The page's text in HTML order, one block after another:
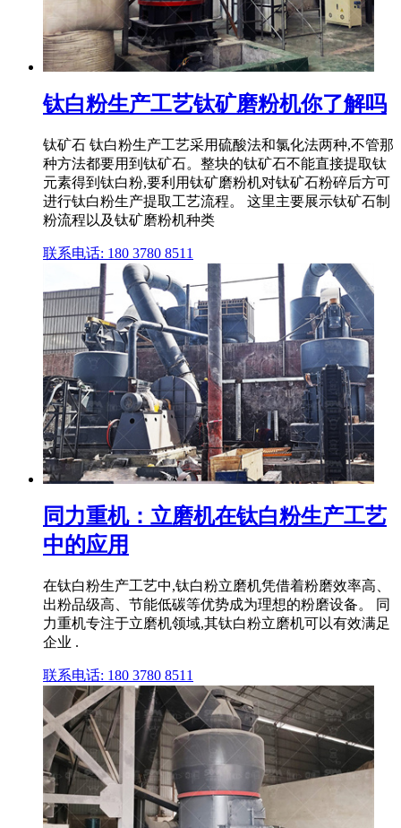
钛白粉生产工艺钛矿磨粉机你了解吗
钛矿石 钛白粉生产工艺采用硫酸法和氯化法两种,不管那
种方法都要用到钛矿石。整块的钛矿石不能直接提取钛
元素得到钛白粉,要利用钛矿磨粉机对钛矿石粉碎后方可
进行钛白粉生产提取工艺流程。 这里主要展示钛矿石制
粉流程以及钛矿磨粉机种类
联系电话: 180 3780 8511
同力重机：立磨机在钛白粉生产工艺
中的应用
在钛白粉生产工艺中,钛白粉立磨机凭借着粉磨效率高、
出粉品级高、节能低碳等优势成为理想的粉磨设备。 同
力重机专注于立磨机领域,其钛白粉立磨机可以有效满足
企业 .
联系电话: 180 3780 8511